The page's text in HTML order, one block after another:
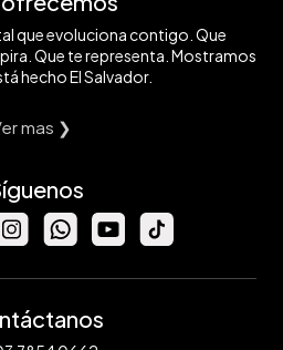
que evoluciona contigo. Que
Que te representa. Mostramos
hecho El Salvador.
mas ❯